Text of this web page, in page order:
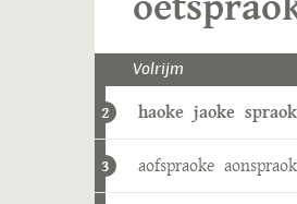
Volrijm
2 haoke jaoke
3 aofspraoke